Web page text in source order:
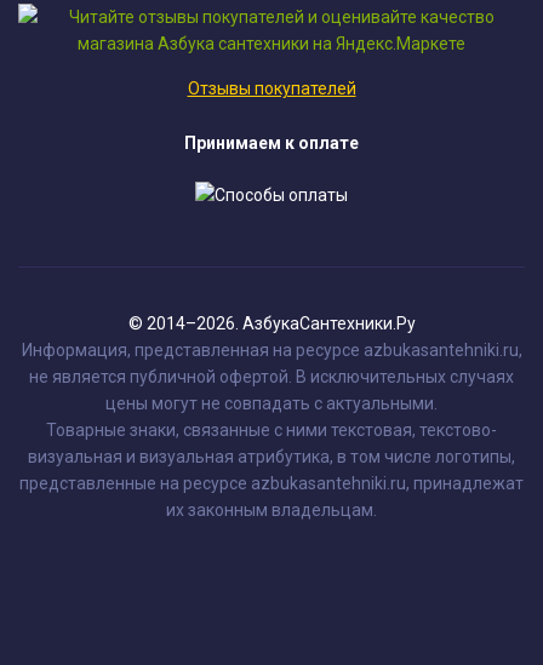
Отзывы покупателей
Принимаем к оплате
© 2014–2026. АзбукаСантехники.Ру
Информация, представленная на ресурсе azbukasantehniki.ru,
не является публичной офертой. В исключительных случаях
цены могут не совпадать с актуальными.
Товарные знаки, связанные с ними текстовая, текстово-
визуальная и визуальная атрибутика, в том числе логотипы,
представленные на ресурсе azbukasantehniki.ru, принадлежат
их законным владельцам.